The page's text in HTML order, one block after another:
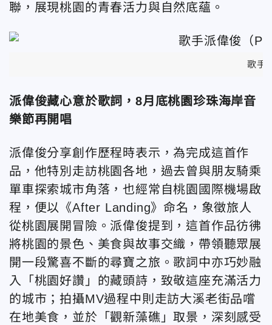
聯，展現桃園的青春活力與自然底蘊。
歌手
派偉俊藏心意於歌詞，8月底桃園珍珠海岸音
樂節再開唱
派偉俊分享創作歷程時表示，為完成這首作
品，他特別走訪桃園各地，過去曾與朋友騎乘
單車探索城市角落，也經常自桃園國際機場啟
程，便以《After Landing》命名，象徵旅人
從桃園展開冒險。派偉俊提到，這首作品彷彿
將桃園的景色、美食與故事交織，帶領聽眾展
開一段驚喜不斷的尋寶之旅。歌詞中亦巧妙融
入「桃園好讚」的藏頭詩，致敬這座充滿活力
的城市；拍攝MV過程中則走訪大溪老街品嚐
在地美食，並於「觀新藻礁」取景，深刻感受